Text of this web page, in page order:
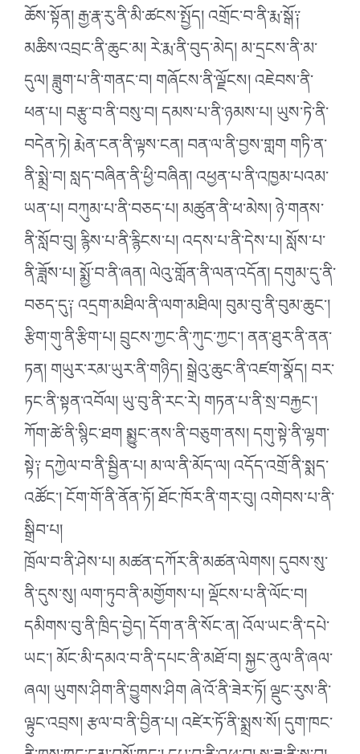
ཆོས་སྟོན། རྒྱ་རྣ་རུ་ནི་མི་ཚངས་སྤྱོད། འགྲོང་བ་ནི་རྨ་སྒོ༑
མཆིས་འབྲང་ནི་ཆུང་མ། རེ་རྨ་ནི་བུད་མེད། མ་དྲངས་ནི་མ་
དུལ། ཟླུག་པ་ནི་གནང་བ། གཞོངས་ནི་ལྗོངས། འཇེབས་ནི་
ཕན་པ། བརྩུ་བ་ནི་བསུ་བ། དམས་པ་ནི་ཉམས་པ། ཡུས་ཏེ་ནི་
བདེན་ཏེ། རྨེན་ངན་ནི་ལྟས་ངན། བན་ལ་ནི་བྱས་གླག གཏི་ན་
ནི་སྨྲེ་བ། སླད་བཞིན་ནི་ཕྱི་བཞིན། འཕྱན་པ་ནི་འཁྱམ་པའམ་
ཡན་པ། བཀུམ་པ་ནི་བཅད་པ། མཚུན་ནི་ཕ་མེས། ཉེ་གནས་
ནི་སློབ་བུ། རྙིས་པ་ནི་རྙིངས་པ། འདས་པ་ནི་དེས་པ། སློས་པ་
ནི་ཟློས་པ། སྨྱོ་བ་ནི་ཞན། ལེའུ་གློན་ནི་ལན་འདོན། དགུམ་དུ་ནི་
བཅད་དུ༑ འདྲག་མཐིལ་ནི་ལག་མཐིལ། བུམ་བུ་ནི་བུམ་ཆུང༌།
རྩིག་གུ་ནི་རྩིག་པ། བྲུངས་ཀྱང་ནི་ཀུང་ཀྱང༌། ནན་ཐུར་ནི་ནན་
ཏན། གཡུར་རམ་ཡུར་ནི་གཉིད། སྒྲེའུ་ཆུང་ནི་འཛག་སྣོད། བར་
ཏང་ནི་སྟན་འབོལ། ཡུ་བུ་ནི་རང་རེ། གཏན་པ་ནི་སྲ་བརྐྱང༌།
ཀོག་ཚེ་ནི་སྙིང་ཐག སྨྱུང་ནས་ནི་བཅུག་ནས། དགུ་སྟེ་ནི་ལྷག་
སྟེ༑ དཀྱེལ་བ་ནི་སྦྱིན་པ། མ་ལ་ནི་མོད་ལ། འདོད་འགྲོ་ནི་སྨད་
འཚོང༌། ངོག་གོ་ནི་ནོན་ཏོ། ཐོང་ཁོར་ནི་གར་བུ། འགེབས་པ་ནི་
སྒྲིབ་པ།
ཁྲོལ་བ་ནི་ཤེས་པ། མཚན་དཀོར་ནི་མཚན་ལེགས། དུབས་སུ་
ནི་དུས་སུ། ལག་ཏུབ་ནི་མགྱོགས་པ། ལྡོངས་པ་ནི་ལོང་བ།
དམིགས་བུ་ནི་ཁྲིད་བྱེད། དོག་ན་ནི་སོང་ན། འོལ་ཡང་ནི་དཔེ་
ཡང༌། མོང་མི་དམའ་བ་ནི་དཔང་ནི་མཐོ་བ། སྐྱང་ནུལ་ནི་ཞལ་
ཞལ། ཡུགས་ཤིག་ནི་བྱུགས་ཤིག ཞེ་འོ་ནི་ཟེར་ཏོ། ལྡུང་རུས་ནི་
ལྟུང་འབྲས། རྩལ་བ་ནི་བྱིན་པ། འཛེར་ཏོ་ནི་སྨྲས་སོ། དུག་ཁང་